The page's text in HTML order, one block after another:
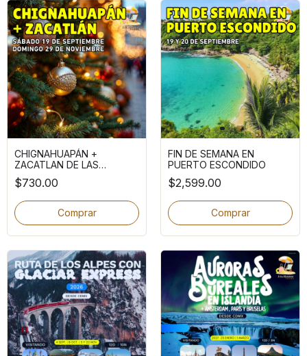
CHIGNAHUAPÁN +
ZACATLAN DE LAS
MANZANAS
$730.00
Comprar
FIN DE SEMANA EN
PUERTO ESCONDIDO
$2,599.00
Comprar